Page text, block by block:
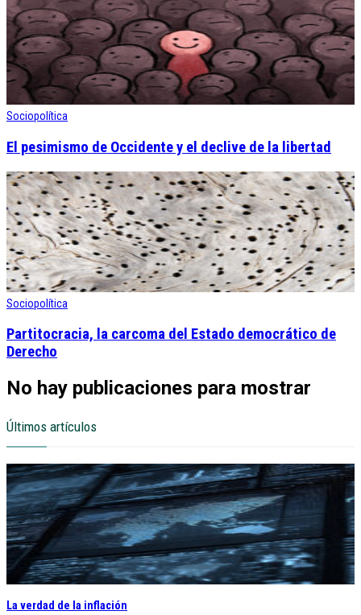
Sociopolítica
El pesimismo de Occidente y el declive de la libertad
Sociopolítica
Partitocracia, la carcoma del Estado democrático de
Derecho
No hay publicaciones para mostrar
Últimos artículos
La verdad de la inflación